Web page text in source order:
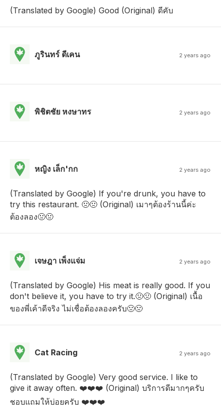
(Translated by Google) Good (Original) ดีคับ
ภูรินทร์ ดีเคน 2 years ago
พิชิตชัย หงษาทร 2 years ago
หญิง เล็ก'กก 2 years ago
(Translated by Google) If you're drunk, you have to
try this restaurant. 🤢🤢 (Original) เมาๆต้องร้านนี้ค่ะ
ต้องลอง🤢🤢
เจษฎา เพ็งแจ่ม 2 years ago
(Translated by Google) His meat is really good. If you
don't believe it, you have to try it.🤢🤢 (Original) เนื้อ
ของพี่เค้าดีจริง ไม่เชื่อต้องลองครับ🤢🤢
Cat Racing 2 years ago
(Translated by Google) Very good service. I like to
give it away often. ❤️❤️❤️ (Original) บริการดีมากๆครับ
ชอบแถมให้บ่อยครับ ❤️❤️❤️